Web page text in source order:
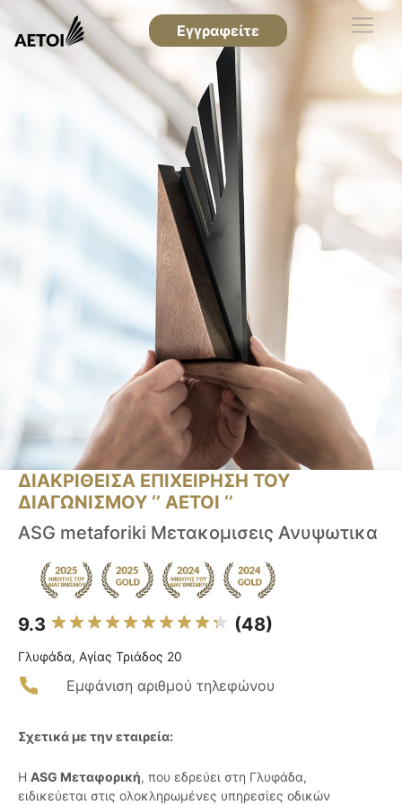
Εγγραφείτε
ΔΙΑΚΡΙΘΕΙΣΑ ΕΠΙΧΕΙΡΗΣΗ ΤΟΥ
ΔΙΑΓΩΝΙΣΜΟΥ ‘’ ΑΕΤΟΙ ‘’
ASG metaforiki Μετακομισεις Ανυψωτικα
9.3 (48)
Γλυφάδα, Αγίας Τριάδος 20
Εμφάνιση αριθμού τηλεφώνου
Σχετικά με την εταιρεία:
Η ASG Μεταφορική, που εδρεύει στη Γλυφάδα,
ειδικεύεται στις ολοκληρωμένες υπηρεσίες οδικών